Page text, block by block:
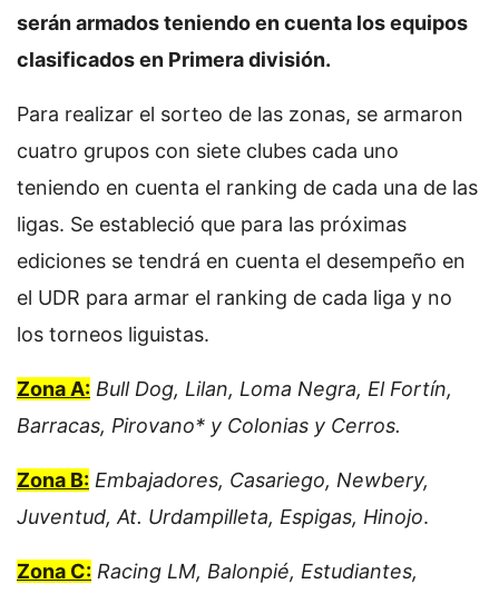
serán armados teniendo en cuenta los equipos
clasificados en Primera división.
Para realizar el sorteo de las zonas, se armaron
cuatro grupos con siete clubes cada uno
teniendo en cuenta el ranking de cada una de las
ligas. Se estableció que para las próximas
ediciones se tendrá en cuenta el desempeño en
el UDR para armar el ranking de cada liga y no
los torneos liguistas.
Zona A: Bull Dog, Lilan, Loma Negra, El Fortín,
Barracas, Pirovano* y Colonias y Cerros.
Zona B: Embajadores, Casariego, Newbery,
Juventud, At. Urdampilleta, Espigas, Hinojo.
Zona C: Racing LM, Balonpié, Estudiantes,